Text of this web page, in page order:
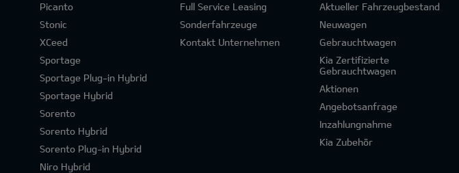
Picanto
Stonic
XCeed
Sportage
Sportage Plug-in Hybrid
Sportage Hybrid
Sorento
Sorento Hybrid
Sorento Plug-in Hybrid
Niro Hybrid
Full Service Leasing
Sonderfahrzeuge
Kontakt Unternehmen
Aktueller Fahrzeugbestand
Neuwagen
Gebrauchtwagen
Kia Zertifizierte
Gebrauchtwagen
Aktionen
Angebotsanfrage
Inzahlungnahme
Kia Zubehör